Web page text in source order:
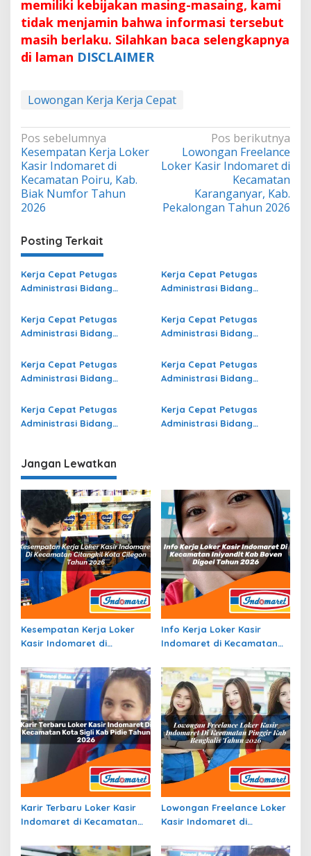
memiliki kebijakan masing-masaing, kami
tidak menjamin bahwa informasi tersebut
masih berlaku. Silahkan baca selengkapnya
di laman DISCLAIMER
Lowongan Kerja Kerja Cepat
Navigasi
pos
Pos sebelumnya
Kesempatan Kerja Loker
Kasir Indomaret di
Kecamatan Poiru, Kab.
Biak Numfor Tahun
2026
Pos berikutnya
Lowongan Freelance
Loker Kasir Indomaret di
Kecamatan
Karanganyar, Kab.
Pekalongan Tahun 2026
Posting Terkait
Kerja Cepat Petugas
Administrasi Bidang
di Jembrana Terbaru
Kerja Cepat Petugas
Administrasi Bidang
Yogyakarta Terbaru
Kerja Cepat Petugas
Administrasi Bidang
di Morowali Terbaru
Kerja Cepat Petugas
Administrasi Bidang
Terbaru
Kerja Cepat Petugas
Administrasi Bidang
Timur Terbaru
Kerja Cepat Petugas
Administrasi Bidang
Selatan Terbaru
Kerja Cepat Petugas
Administrasi Bidang
Kerja Cepat Petugas
Administrasi Bidang
Jangan Lewatkan
Kesempatan Kerja Loker
Kasir Indomaret di
Cilegon Tahun 2026
Info Kerja Loker Kasir
Indomaret di Kecamatan
Tahun 2026
Karir Terbaru Loker Kasir
Indomaret di Kecamatan
2026
Lowongan Freelance Loker
Kasir Indomaret di
Bengkalis Tahun 2026